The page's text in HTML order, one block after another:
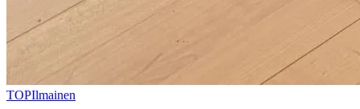
TOPIlmainen